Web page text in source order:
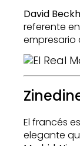
David
referente
empresario
El francés
elegante